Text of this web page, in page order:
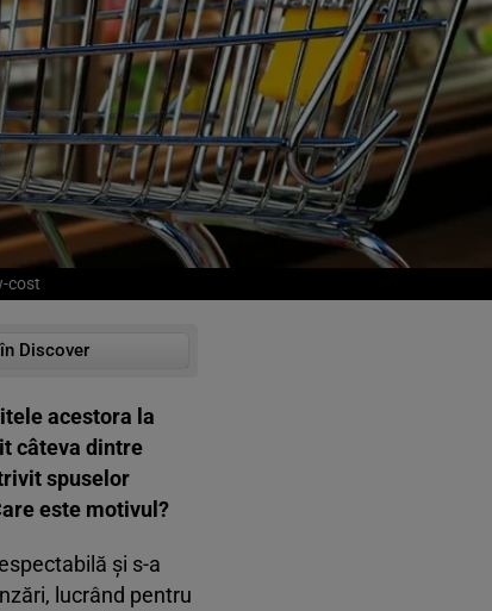
cost
Discover
acestora la
câteva dintre
spuselor
este motivul?
și s-a
lucrând pentru